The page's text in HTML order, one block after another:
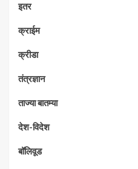
इतर
क्राईम
क्रीडा
तंत्रज्ञान
ताज्या बातम्या
देश-विदेश
बॉलिवूड